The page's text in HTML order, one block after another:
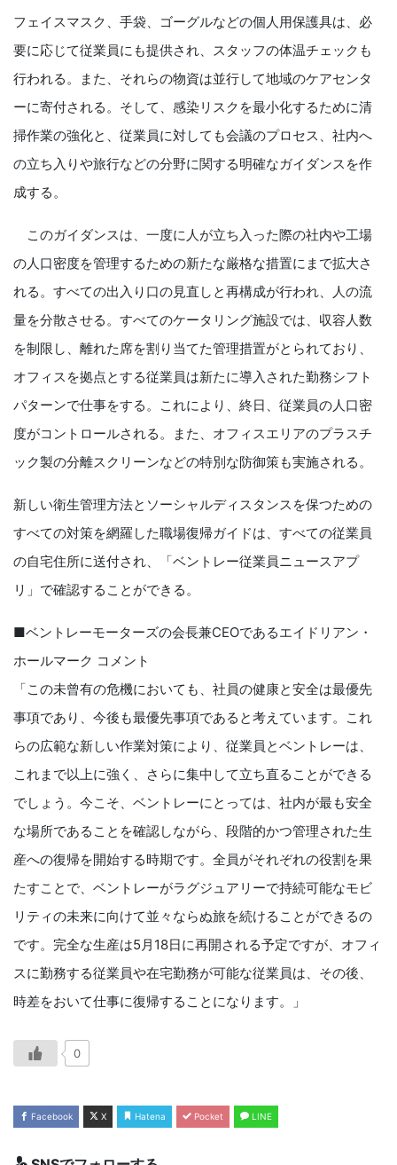
フェイスマスク、手袋、ゴーグルなどの個人用保護具は、必
要に応じて従業員にも提供され、スタッフの体温チェックも
行われる。また、それらの物資は並行して地域のケアセンタ
ーに寄付される。そして、感染リスクを最小化するために清
掃作業の強化と、従業員に対しても会議のプロセス、社内へ
の立ち入りや旅行などの分野に関する明確なガイダンスを作
成する。
このガイダンスは、一度に人が立ち入った際の社内や工場
の人口密度を管理するための新たな厳格な措置にまで拡大さ
れる。すべての出入り口の見直しと再構成が行われ、人の流
量を分散させる。すべてのケータリング施設では、収容人数
を制限し、離れた席を割り当てた管理措置がとられており、
オフィスを拠点とする従業員は新たに導入された勤務シフト
パターンで仕事をする。これにより、終日、従業員の人口密
度がコントロールされる。また、オフィスエリアのプラスチ
ック製の分離スクリーンなどの特別な防御策も実施される。
新しい衛生管理方法とソーシャルディスタンスを保つための
すべての対策を網羅した職場復帰ガイドは、すべての従業員
の自宅住所に送付され、「ベントレー従業員ニュースアプ
リ」で確認することができる。
■ベントレーモーターズの会長兼CEOであるエイドリアン・
ホールマーク コメント
「この未曾有の危機においても、社員の健康と安全は最優先
事項であり、今後も最優先事項であると考えています。これ
らの広範な新しい作業対策により、従業員とベントレーは、
これまで以上に強く、さらに集中して立ち直ることができる
でしょう。今こそ、ベントレーにとっては、社内が最も安全
な場所であることを確認しながら、段階的かつ管理された生
産への復帰を開始する時期です。全員がそれぞれの役割を果
たすことで、ベントレーがラグジュアリーで持続可能なモビ
リティの未来に向けて並々ならぬ旅を続けることができるの
です。完全な生産は5月18日に再開される予定ですが、オフィ
スに勤務する従業員や在宅勤務が可能な従業員は、その後、
時差をおいて仕事に復帰することになります。」
0
Facebook X Hatena Pocket LINE